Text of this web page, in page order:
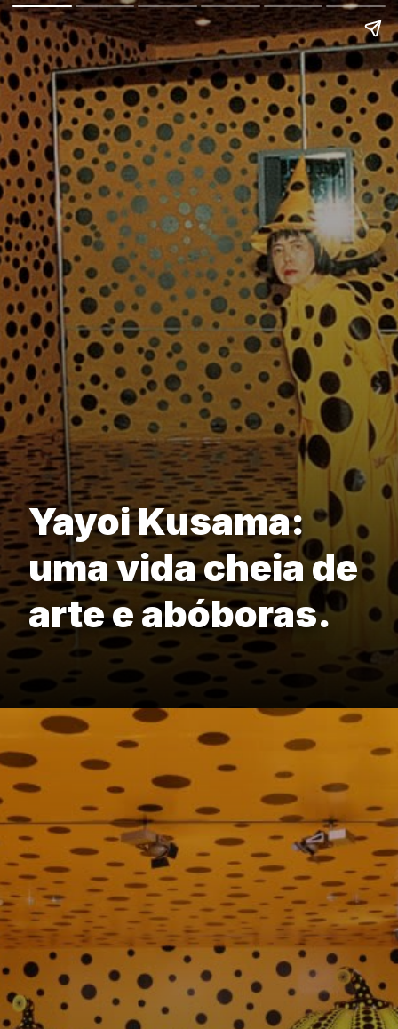
Yayoi Kusama:
uma vida cheia de
arte e abóboras.